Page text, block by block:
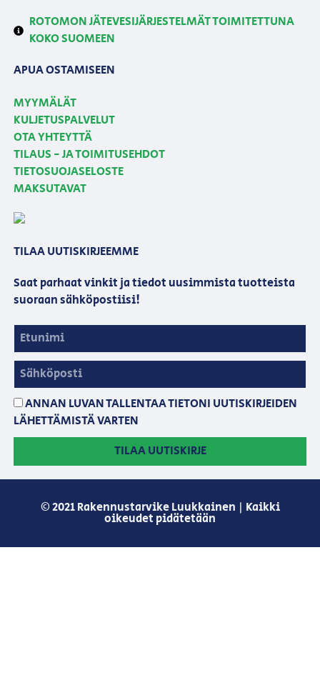
ROTOMON JÄTEVESIJÄRJESTELMÄT TOIMITETTUNA
KOKO SUOMEEN
APUA OSTAMISEEN
MYYMÄLÄT
KULJETUSPALVELUT
OTA YHTEYTTÄ
TILAUS - JA TOIMITUSEHDOT
TIETOSUOJASELOSTE
MAKSUTAVAT
TILAA UUTISKIRJEEMME
Saat parhaat vinkit ja tiedot uusimmista tuotteista
suoraan sähköpostiisi!
ANNAN LUVAN TALLENTAA TIETONI UUTISKIRJEIDEN
LÄHETTÄMISTÄ VARTEN
TILAA UUTISKIRJE
© 2021 Rakennustarvike Luukkainen | Kaikki
oikeudet pidätetään